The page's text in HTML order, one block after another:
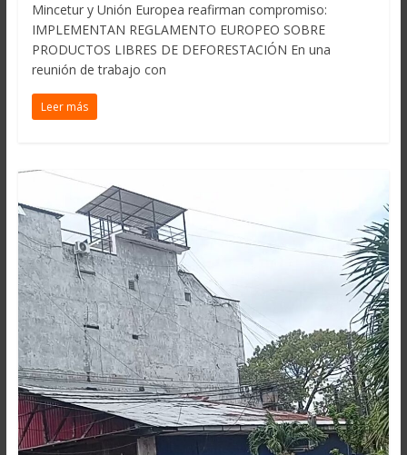
Mincetur y Unión Europea reafirman compromiso:
IMPLEMENTAN REGLAMENTO EUROPEO SOBRE
PRODUCTOS LIBRES DE DEFORESTACIÓN En una
reunión de trabajo con
Leer más